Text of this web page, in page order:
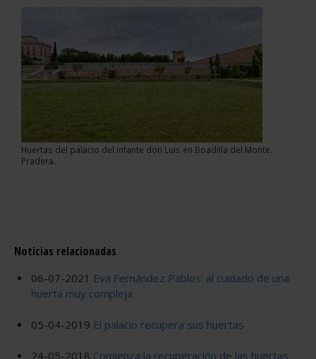
Huertas del palacio del infante don Luis en Boadilla del Monte.
Pradera.
Noticias relacionadas
06-07-2021 Eva Fernández Pablos: al cuidado de una
huerta muy compleja
05-04-2019 El palacio recupera sus huertas
24-05-2018 Comienza la recuperación de las huertas